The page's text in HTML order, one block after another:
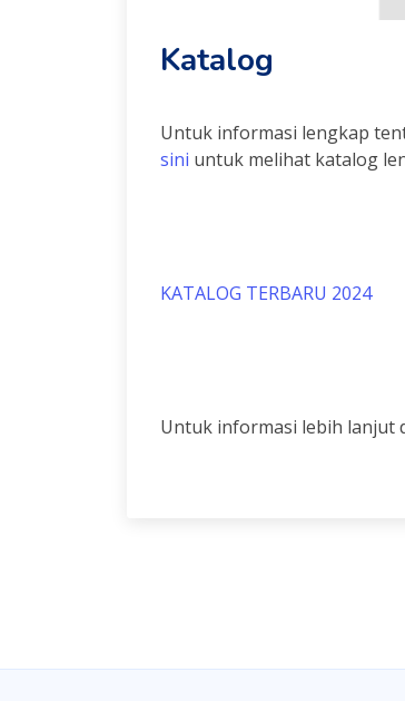
Katalog
Untuk informasi lengkap
sini untuk melihat katalog
KATALOG TERBARU 2024
Untuk informasi lebih lanjut